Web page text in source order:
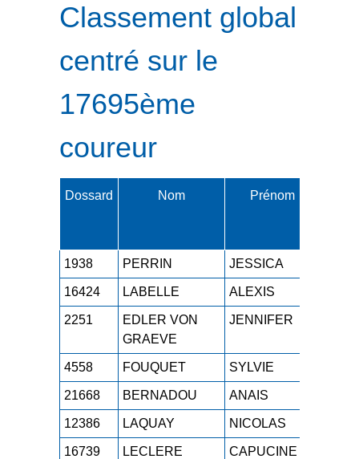
Classement global
centré sur le
17695ème
coureur
Dossard Nom Prénom
1938 PERRIN JESSICA
16424 LABELLE ALEXIS
2251
EDLER VON
GRAEVE
JENNIFER
4558 FOUQUET SYLVIE
21668 BERNADOU ANAIS
12386 LAQUAY NICOLAS
16739 LECLERE CAPUCINE